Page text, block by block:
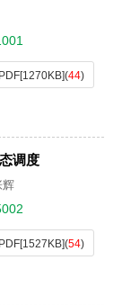
PDF[1270KB](44)
调度
辉
PDF[1527KB](54)